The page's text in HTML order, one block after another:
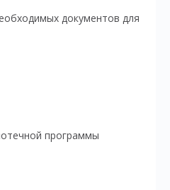
документов для
программы